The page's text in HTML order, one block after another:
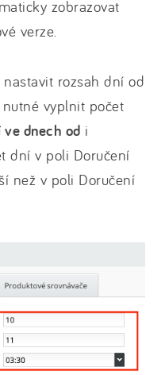
zobrazovat
verze.
rozsah dní od
vyplnit počet
ve dnech od i
dní v poli Doručení
než v poli Doručení